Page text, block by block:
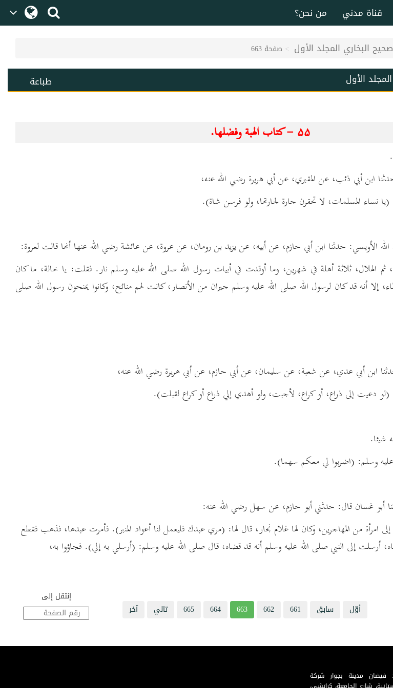
من نحن؟ قناة مدني
صحيح البخاري المجلد الأول صفحة 663
طباعة الأول
۵۵ - كتاب الهبة وفضلها.
نساء المسلمات، لا تحقرن جارة لجارتها، ولو فرسن شاة).
ثم الهلال، ثلاثة أهلة في شهرين، وما أوقدت في أبيات رسول الله صلى الله عليه وسلم نار. فقلت: يا خالة، ما كان
إلا أنه قد كان لرسول الله صلى الله عليه وسلم جيران من الأنصار، كانت لهم منائح، وكانوا يمنحون رسول الله صلى
دعيت إلى ذراع، أو كراع، لأجبت، ولو أهدي إلي ذراع أو كراع لقبلت).
وسلم: (اضربوا لي معكم سهما).
امرأة من المهاجرين، وكان لها غلام نجار، قال لها: (مري عبدك فليعمل لنا أعواد المنبر). فأمرت عبدها، فذهب فقطع
أرسلت إلى النبي صلى الله عليه وسلم أنه قد قضاه، قال صلى الله عليه وسلم: (أرسلي به إلي). فجاؤوا به،
إنتقل إلى
أوّل
سابق 661
662
663
664
665 تالي آخر
فيضان مدينة بجوار شركة